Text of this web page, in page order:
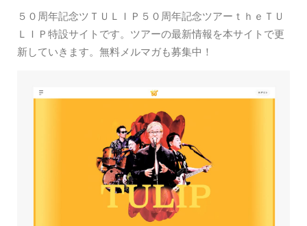
５０周年記念ツＴＵＬＩＰ５０周年記念ツアーｔｈｅＴＵ
ＬＩＰ特設サイトです。ツアーの最新情報を本サイトで更
新していきます。無料メルマガも募集中！